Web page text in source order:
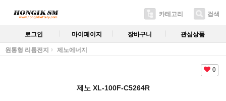
카테고리 검색
로그인 마이페이지 장바구니 관심상품
원통형 리튬전지 제노에너지
0
제노 XL-100F-C5264R